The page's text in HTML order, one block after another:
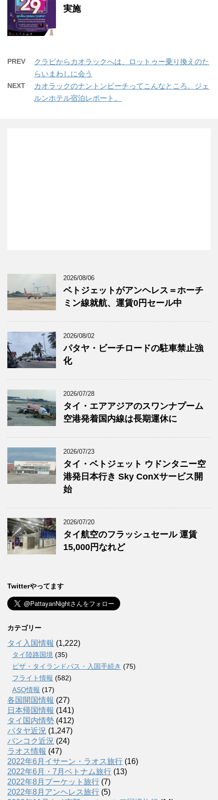
実施
PREV
クラビからカオラックへは、ロットゥー乗り換えのた
らいまわしに会う
NEXT
カオラックのナントンビーチってこんなところ。ジェ
ルンホテル宿泊レポート。
2026/08/06
ベトジェットがアンヘレス＝ホーチ
ミン線就航、運賃0円セール中
2026/08/02
パタヤ・ビーチロードの駐車禁止強
化
2026/07/28
タイ・エアアジアのスワンナプーム
空港発着国内線は長期運休に
2026/07/23
タイ・ベトジェット ウドンタニー空
港発日本行き Sky ConXサービス開
始
2026/07/20
タイ航空のフラッシュセール 運賃
15,000円なれど
Twitterやってます
カテゴリー
タイ入国情報 (1,222)
タイ陸路国境 (35)
ビザ・タイランドパス・入国手続き (75)
フライト情報 (582)
ASQ情報 (17)
各国開国情報 (27)
日本帰国情報 (141)
タイ国内情勢 (412)
パタヤ近況 (1,247)
バンコク近況 (24)
ラオス情報 (47)
2022年6月イサーン・ラオス旅行 (16)
2022年6月・7月ベトナム旅行 (13)
2022年8月プーケット旅行 (7)
2022年8月アンヘレス旅行 (5)